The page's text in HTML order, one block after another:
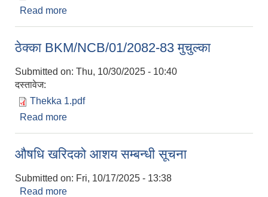
Read more
ठेक्का BKM/NCB/01/2082-83 मुचुल्का
Submitted on: Thu, 10/30/2025 - 10:40
दस्तावेज:
Thekka 1.pdf
Read more
औषधि खरिदको आशय सम्बन्धी सूचना
Submitted on: Fri, 10/17/2025 - 13:38
Read more